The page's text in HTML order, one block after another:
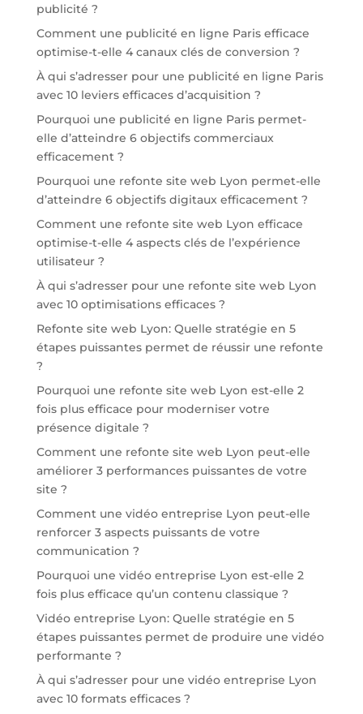
publicité ?
Comment une publicité en ligne Paris efficace
optimise-t-elle 4 canaux clés de conversion ?
À qui s’adresser pour une publicité en ligne Paris
avec 10 leviers efficaces d’acquisition ?
Pourquoi une publicité en ligne Paris permet-
elle d’atteindre 6 objectifs commerciaux
efficacement ?
Pourquoi une refonte site web Lyon permet-elle
d’atteindre 6 objectifs digitaux efficacement ?
Comment une refonte site web Lyon efficace
optimise-t-elle 4 aspects clés de l’expérience
utilisateur ?
À qui s’adresser pour une refonte site web Lyon
avec 10 optimisations efficaces ?
Refonte site web Lyon: Quelle stratégie en 5
étapes puissantes permet de réussir une refonte
?
Pourquoi une refonte site web Lyon est-elle 2
fois plus efficace pour moderniser votre
présence digitale ?
Comment une refonte site web Lyon peut-elle
améliorer 3 performances puissantes de votre
site ?
Comment une vidéo entreprise Lyon peut-elle
renforcer 3 aspects puissants de votre
communication ?
Pourquoi une vidéo entreprise Lyon est-elle 2
fois plus efficace qu’un contenu classique ?
Vidéo entreprise Lyon: Quelle stratégie en 5
étapes puissantes permet de produire une vidéo
performante ?
À qui s’adresser pour une vidéo entreprise Lyon
avec 10 formats efficaces ?